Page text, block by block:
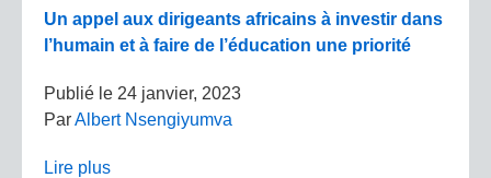
Un appel aux dirigeants africains à investir dans
l’humain et à faire de l’éducation une priorité
Publié le 24 janvier, 2023
ParAlbert Nsengiyumva
Lire plus